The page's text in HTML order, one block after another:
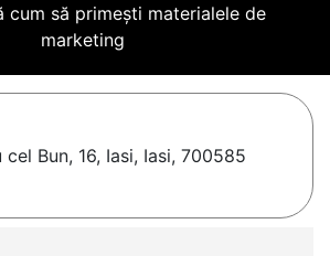
cum să primești materialele de
marketing
cel Bun, 16, Iasi, Iasi, 700585